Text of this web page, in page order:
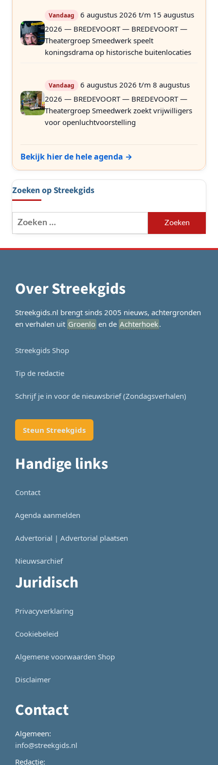
Vandaag
6 augustus 2026 t/m 15 augustus
2026 — BREDEVOORT — BREDEVOORT —
Theatergroep Smeedwerk speelt
koningsdrama op historische buitenlocaties
Vandaag
6 augustus 2026 t/m 8 augustus
2026 — BREDEVOORT — BREDEVOORT —
Theatergroep Smeedwerk zoekt vrijwilligers
voor openluchtvoorstelling
Bekijk hier de hele agenda →
Zoeken op Streekgids
Zoeken
naar:
Over Streekgids
Streekgids.nl brengt sinds 2005 nieuws, achtergronden
en verhalen uit Groenlo en de Achterhoek.
Streekgids Shop
Tip de redactie
Schrijf je in voor de nieuwsbrief (Zondagsverhalen)
Steun Streekgids
Handige links
Contact
Agenda aanmelden
Advertorial | Advertorial plaatsen
Nieuwsarchief
Juridisch
Privacyverklaring
Cookiebeleid
Algemene voorwaarden Shop
Disclaimer
Contact
Algemeen:
info@streekgids.nl
Redactie: